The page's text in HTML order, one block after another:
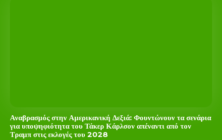
Αναβρασμός στην Αμερικανική Δεξιά: Φουντώνουν τα σενάρια
για υποψηφιότητα του Τάκερ Κάρλσον απέναντι από τον
Τραμπ στις εκλογές του 2028